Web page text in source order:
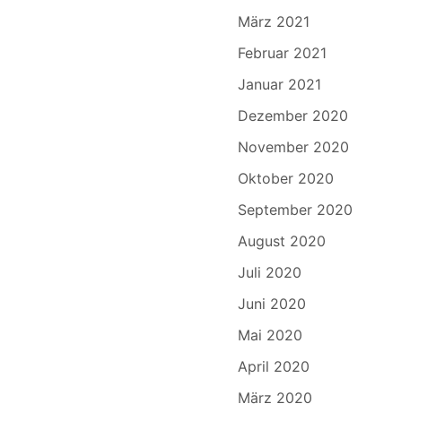
März 2021
Februar 2021
Januar 2021
Dezember 2020
November 2020
Oktober 2020
September 2020
August 2020
Juli 2020
Juni 2020
Mai 2020
April 2020
März 2020